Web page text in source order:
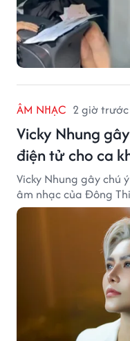
ÂM NHẠC 2 giờ trước
Vicky Nhung
điện tử cho ca
Vicky Nhung gây chú
âm nhạc của Đông